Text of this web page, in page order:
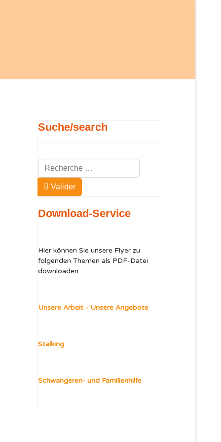
Suche/search
Valider
Type 2 or more characters for results.
Valider
Download-Service
Hier können Sie unsere Flyer zu
folgenden Themen als PDF-Datei
downloaden:
Unsere Arbeit - Unsere Angebote
Stalking
Schwangeren- und Familienhilfe